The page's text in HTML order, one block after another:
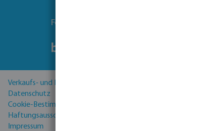
Folgen Sie uns
Verkaufs- und Lieferbedingungen
Datenschutz
Cookie-Bestimmungen
Haftungsausschluss
Impressum